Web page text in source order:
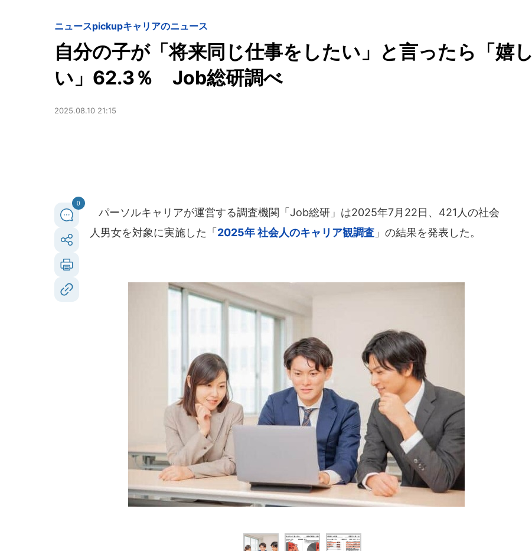
ニュースpickupキャリアのニュース
自分の子が「将来同じ仕事をしたい」と言ったら「嬉し
い」62.3％ Job総研調べ
2025.08.10 21:15
0
パーソルキャリアが運営する調査機関「Job総研」は2025年7月22日、421人の社会
人男女を対象に実施した「 2025年 社会人のキャリア観調査 」の結果を発表した。